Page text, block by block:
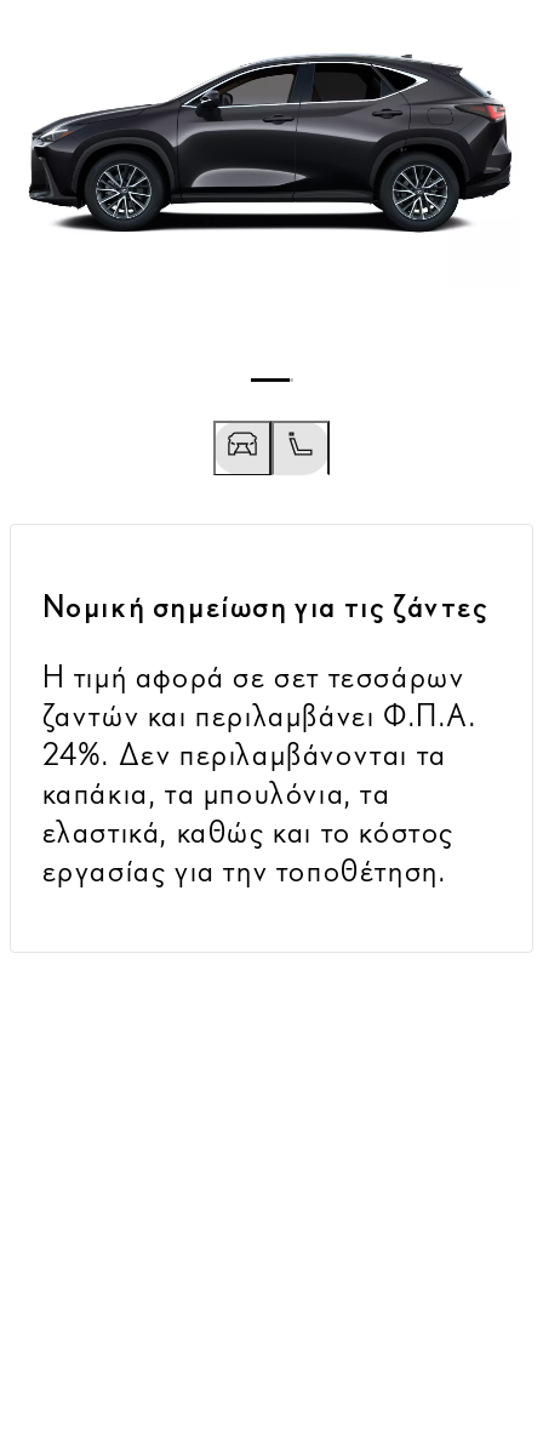
ΠροηγούμενοΕπόμενο
Νομική σημείωση για τις ζάντες
Η τιμή αφορά σε σετ τεσσάρων
ζαντών και περιλαμβάνει Φ.Π.Α.
24%. Δεν περιλαμβάνονται τα
καπάκια, τα μπουλόνια, τα
ελαστικά, καθώς και το κόστος
εργασίας για την τοποθέτηση.